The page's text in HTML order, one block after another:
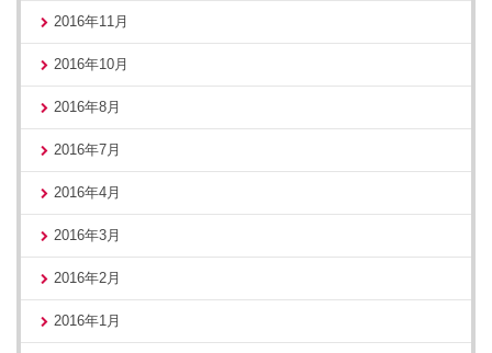
2016年11月
2016年10月
2016年8月
2016年7月
2016年4月
2016年3月
2016年2月
2016年1月